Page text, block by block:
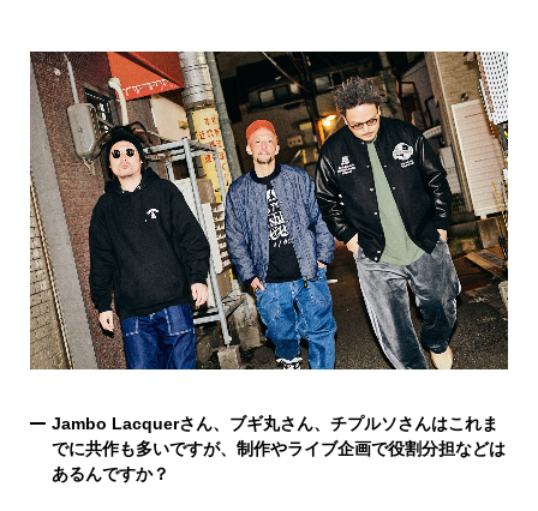
ンテ
ージ
写真
確認の
旅
古着
屋十四
才
Jambo Lacquerさん、ブギ丸さん、チプルソさんはこれま
でに共作も多いですが、制作やライブ企画で役割分担などは
あるんですか？